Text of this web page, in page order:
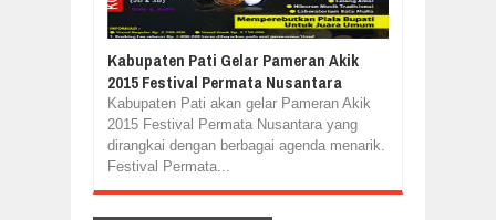
Kabupaten Pati Gelar Pameran Akik
2015 Festival Permata Nusantara
Kabupaten Pati akan gelar Pameran Akik
2015 Festival Permata Nusantara yang
dirangkai dengan berbagai agenda menarik.
Festival Permata...